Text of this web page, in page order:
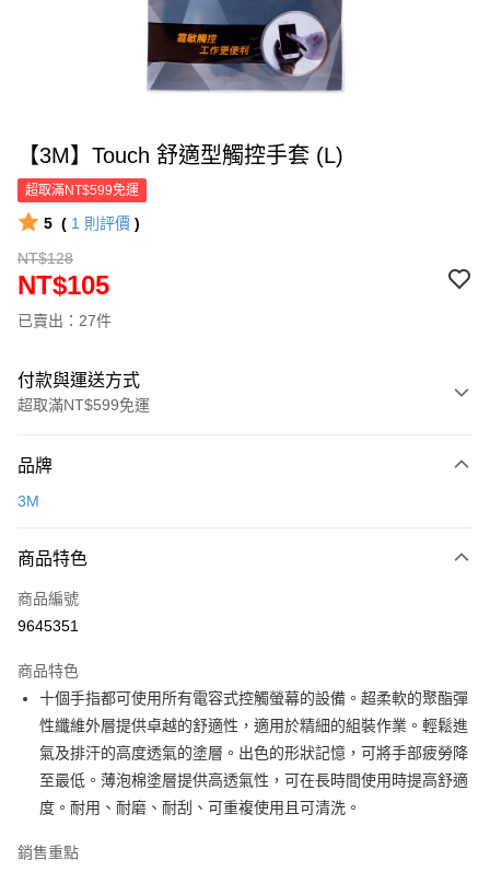
【3M】Touch 舒適型觸控手套 (L)
超取滿NT$599免運
5 ( 1 則評價 )
NT$128
NT$105
已賣出：27件
付款與運送方式
超取滿NT$599免運
信用卡一次付款
LINE Pay
Apple Pay
悠遊付
Google Pay
AFTEE先享後付
相關說明
【關於「AFTEE先享後付」】
便利好安心！
品牌
3M
商品特色
商品編號
9645351
商品特色
十個手指都可使用所有電容式控觸螢幕的設備。超柔軟的聚酯彈
性纖維外層提供卓越的舒適性，適用於精細的組裝作業。輕鬆進
氣及排汗的高度透氣的塗層。出色的形狀記憶，可將手部疲勞降
至最低。薄泡棉塗層提供高透氣性，可在長時間使用時提高舒適
度。耐用、耐磨、耐刮、可重複使用且可清洗。
銷售重點